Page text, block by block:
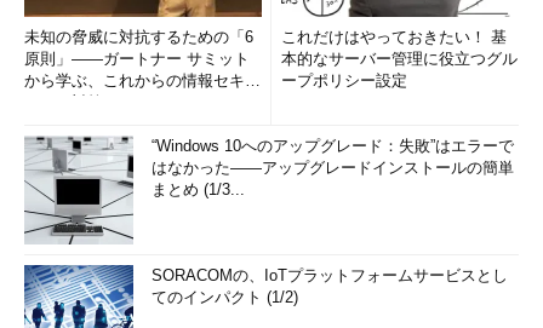
未知の脅威に対抗するための「6
原則」――ガートナー サミット
から学ぶ、これからの情報セキュ
これだけはやっておきたい！ 基
本的なサーバー管理に役立つグル
ープポリシー設定
“Windows 10へのアップグレード：失敗”はエラーで
はなかった――アップグレードインストールの簡単
まとめ (1/3...
SORACOMの、IoTプラットフォームサービスとし
てのインパクト (1/2)